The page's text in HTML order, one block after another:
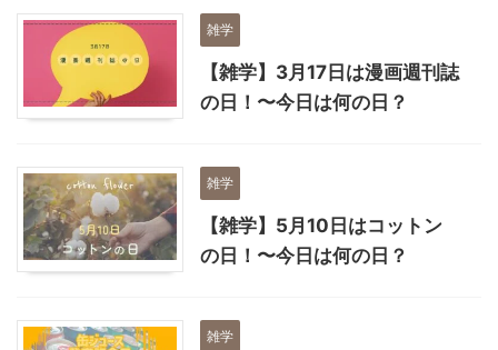
雑学
【雑学】3月17日は漫画週刊誌
の日！〜今日は何の日？
雑学
【雑学】5月10日はコットン
の日！〜今日は何の日？
雑学